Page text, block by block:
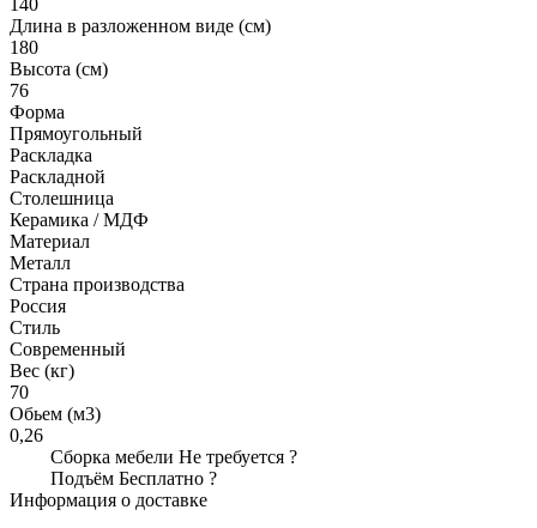
Длина в разложенном виде (см)
180
Высота (см)
76
Форма
Прямоугольный
Раскладка
Раскладной
Столешница
Керамика / МДФ
Материал
Металл
Страна производства
Россия
Стиль
Современный
Вес (кг)
70
Обьем (м3)
0,26
Сборка мебели Не требуется ?
Подъём Бесплатно ?
Информация о доставке